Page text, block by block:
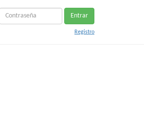
Entrar
Registro